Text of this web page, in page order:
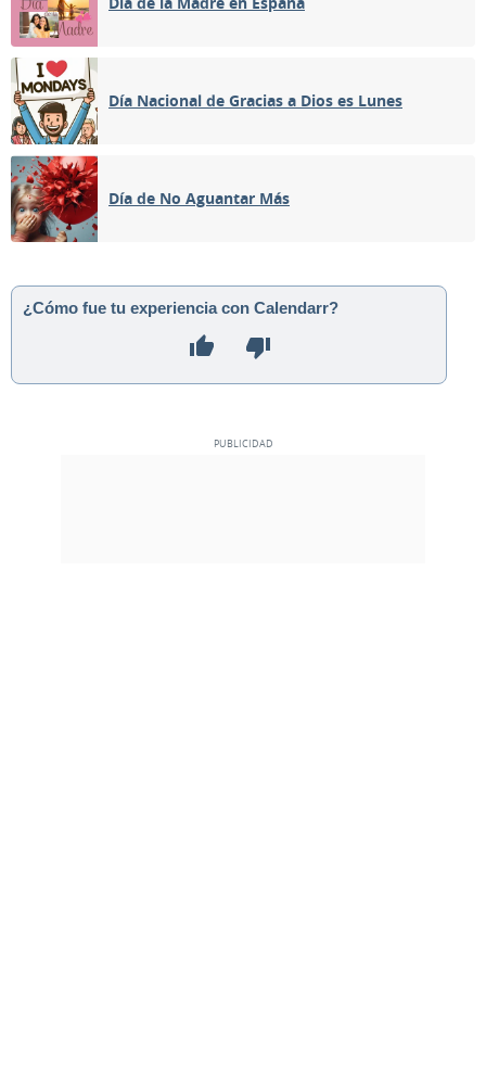
Día Nacional de Gracias a Dios es Lunes
Día de No Aguantar Más
¿Cómo fue tu experiencia con Calendarr?